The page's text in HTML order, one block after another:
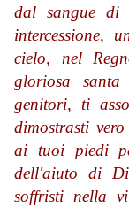
dal sangue di
intercessione,
cielo, nel
gloriosa
genitori, ti
dimostrasti
ai tuoi piedi
dell'aiuto di
soffristi nella